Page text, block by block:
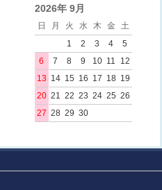
2026年 9月
日 月 火 水 木 金
土
1
2 3 4
5
6
7 8 9 10 11
12
13 14 15 16 17 18 19
20 21 22 23 24 25 26
27 28 29 30